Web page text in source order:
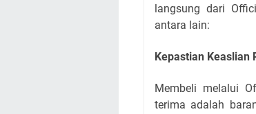
langsung dari
antara lain:
Kepastian Keaslian
Membeli melalui
terima adalah